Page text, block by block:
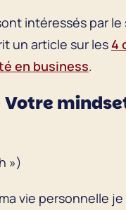
intéressés par le
un article sur les 4
en business.
Votre
»)
vie personnelle